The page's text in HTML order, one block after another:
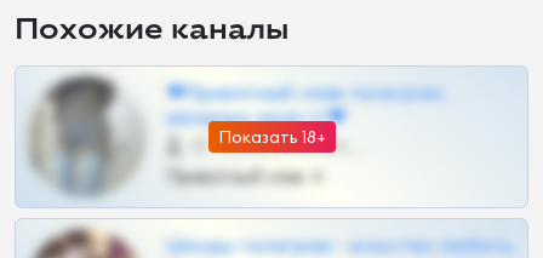
Похожие каналы
Показать 18+
❤Приватный слив телеграм,
шкодных шкур тг❤
57 •
Приватный слив тг
Шкоды телеграм - искуство любить